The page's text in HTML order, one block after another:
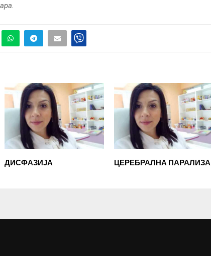
ДИСФАЗИЈА ЦЕРЕБРАЛНА ПАРАЛИЗА